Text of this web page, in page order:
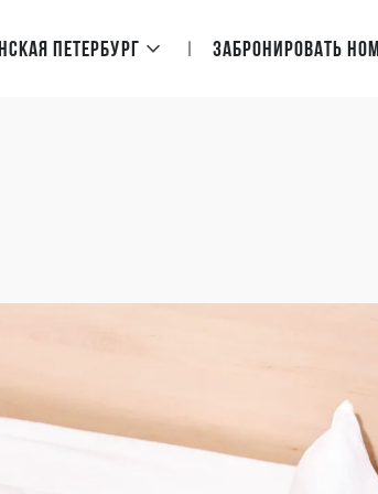
Петербург Забронировать